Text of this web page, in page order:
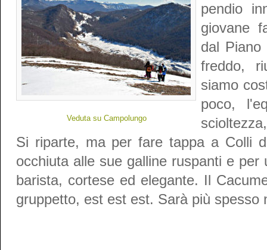
Veduta su Campolungo
pendio
giovane
dal Piano
freddo,
siamo
poco,
Si riparte, ma per fare tappa a Colli
occhiuta alle sue galline ruspanti e per
barista, cortese ed elegante. Il
gruppetto, est est est. Sarà più spesso